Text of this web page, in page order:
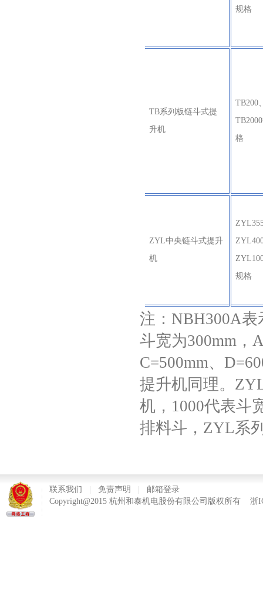
规格
TB系列板链斗式提
升机
TB200
格
ZYL中央链斗式提升
机
规格
注：NBH300A表
斗宽为300mm，
C=500mm、
提升机同理。
机，1000代表斗
排料斗，ZYL系
联系我们 免责声明
邮箱登录
Copyright@2015 杭州和泰机电股份有限公司版权所有
浙